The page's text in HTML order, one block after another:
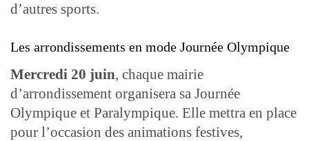
d’autres sports.
Les arrondissements en mode Journée Olympique
Mercredi 20 juin, chaque mairie
d’arrondissement organisera sa Journée
Olympique et Paralympique. Elle mettra en place
pour l’occasion des animations festives,